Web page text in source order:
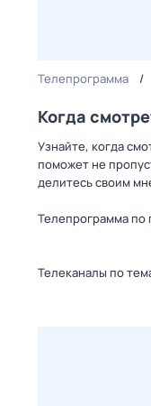
Телепрограмма
Когда
Узнайте, когда
поможет не
делитесь своим
Телепрограмма по
Телеканалы по